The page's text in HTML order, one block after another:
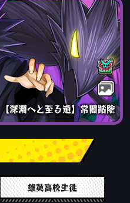
【深淵へと至る道】常闇踏陰
雄英高校生徒